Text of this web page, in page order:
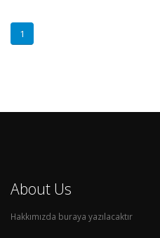
1
About Us
Hakkımızda buraya yazılacaktır